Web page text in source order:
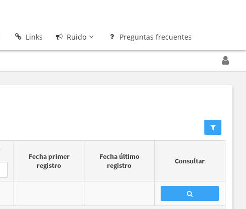
Links Ruido Preguntas frecuentes
Fecha primer
registro
Fecha último
registro
Consultar